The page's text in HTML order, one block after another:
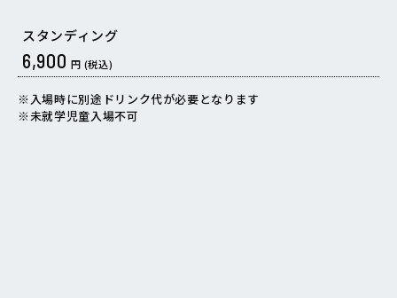
スタンディング
6,900 円 (税込)
※入場時に別途ドリンク代が必要となります
※未就学児童入場不可